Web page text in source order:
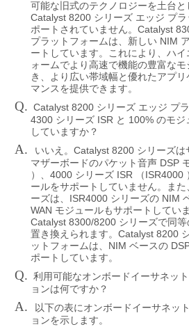
可能な旧式のテクノロジーを土台と
Catalyst 8200 シリーズ エッジ プ
ポートされていません。 Catalyst
プラットフォームは、新しい NIM
ートしています。これにより、ハ
ォームでより高速で機能の豊富な
き、より広い帯域幅と優れたアプリ
マンスを提供できます。
Q. Catalyst 8200 シリーズ エッジ プ
4300 シリーズ ISR と 100% のモジ
していますか？
A. いいえ。 Catalyst 8200 シリーズは
マザーボードのパケット音声 DSP
）、 4000 シリーズ ISR （ ISR4000
ールをサポートしていません。また
ーズは、 ISR4000 シリーズの NIM
WAN モジュールもサポートしてい
Catalyst 8300/8200 シリーズで同等
置き換えられます。 Catalyst 8200
ットフォームは、 NIM ベースの
ポートしています。
Q. 利用可能なオンボードイーサネット
ョンは何ですか？
A. 以下の表にオンボードイーサネット
ョンを示します。